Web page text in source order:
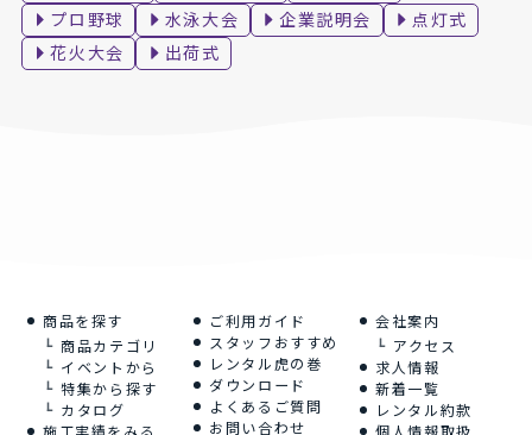
プロ野球
水泳大会 企業説明会
点灯式
花火大会
出荷式
商品を探す
商品カテゴリ
イベントから
特集から探す
カタログ
施工実績をみる
ご利用ガイド
スタッフおすすめ
レンタル虎の巻
ダウンロード
よくあるご質問
お問い合わせ
会社案内
アクセス
求人情報
新着一覧
レンタル約款
個人情報取扱